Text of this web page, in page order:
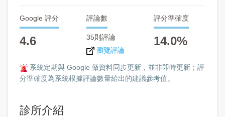
Google 評分
4.6
評論數
35則評論
瀏覽評論
評分準確度
14.0%
系統定期與 Google 做資料同步更新，並非即時更新；評
分準確度為系統根據評論數量給出的建議參考值。
診所介紹